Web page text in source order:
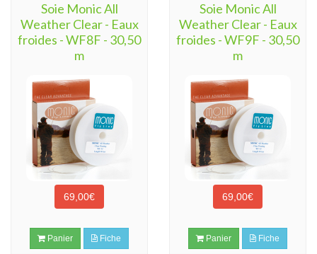
Soie Monic All
Weather Clear - Eaux
froides - WF8F - 30,50
m
69,00€
Panier Fiche
Soie Monic All
Weather Clear - Eaux
froides - WF9F - 30,50
m
69,00€
Panier Fiche